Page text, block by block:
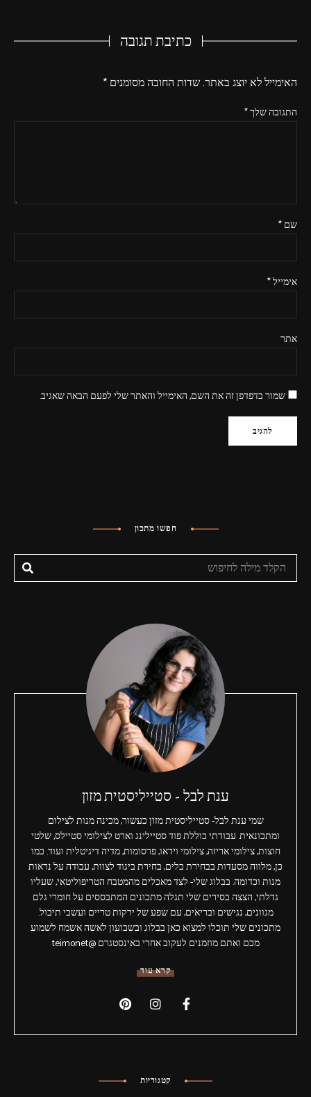
כתיבת תגובה
האימייל לא יוצג באתר.שדות החובה מסומנים*
התגובה שלך*
שם*
אימייל*
אתר
שמור בדפדפן זה את השם, האימייל והאתר שלי לפעם הבאה שאגיב.
חפשו מתכון
ענת לבל - סטייליסטית מזון
שמי ענת לבל- סטייליסטית מזון כעשור, מכינה מנות לצילום
ומתכונאית. עבודתי כוללת פוד סטיילינג וארט לצילומי סטיילס, שלטי
חוצות, צילומי אריזה, צילומי וידאו, פרסומות, מדיה דיגיטלית ועוד. כמו
כן, מלווה מסעדות בבחירת כלים, בחירת ביגוד לצוות, עבודה על נראות
מנות וכדומה. בבלוג שלי- לצד מאכלים מהמטבח הטריפוליטאי, שעליו
גדלתי, הצצה בסירים שלי תגלה מתכונים המתבססים על חומרי גלם
מגוונים, נגישים ובריאים, עם שפע של ירקות טריים ועשבי תיבול.
מתכונים שלי תוכלו למצוא כאן בבלוג ובשבועון לאשה אשמח לשמוע
מכם ואתם מוזמנים לעקוב אחרי באינסטגרם @teimonet
קרא עוד
קטגוריות